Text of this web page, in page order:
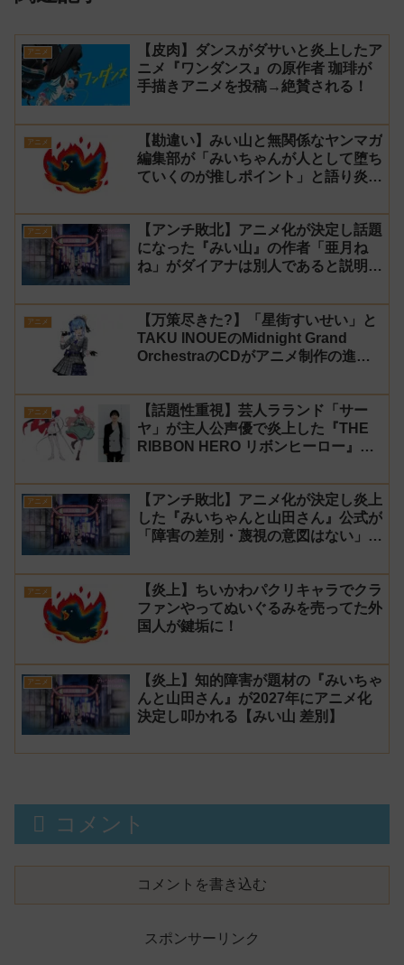
アニメ
【皮肉】ダンスがダサいと炎上したア
ニメ『ワンダンス』の原作者 珈琲が
手描きアニメを投稿→絶賛される！
アニメ
【勘違い】みい山と無関係なヤンマガ
編集部が「みいちゃんが人として堕ち
ていくのが推しポイント」と語り炎上
ス】
アニメ
【アンチ敗北】アニメ化が決定し話題
になった『みい山』の作者「亜月ね
ね」がダイアナは別人であると説明し
アニメ
【万策尽きた?】「星街すいせい」と
TAKU INOUEのMidnight Grand
OrchestraのCDがアニメ制作の進行
アニメ
【話題性重視】芸人ラランド「サー
ヤ」が主人公声優で炎上した『THE
RIBBON HERO リボンヒーロー』に
ンルン」「でびでび・でびる」が出
演！
アニメ
【アンチ敗北】アニメ化が決定し炎上
した『みいちゃんと山田さん』公式が
「障害の差別・蔑視の意図はない」と
アニメ
【炎上】ちいかわパクリキャラでクラ
ファンやってぬいぐるみを売ってた外
国人が鍵垢に！
アニメ
【炎上】知的障害が題材の『みいちゃ
んと山田さん』が2027年にアニメ化
決定し叩かれる【みい山 差別】
コメント
コメントを書き込む
スポンサーリンク